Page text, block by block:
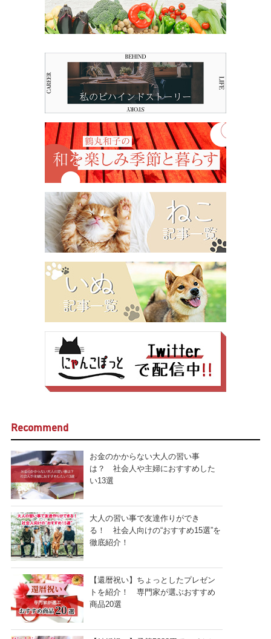
Recommend
お金のかからない大人の習い事
は？ 社会人や主婦におすすめした
い13選
大人の習い事で友達作りができ
る！ 社会人向けの“おすすめ15選”を
徹底紹介！
【還暦祝い】ちょっとしたプレゼン
トを紹介！ 専門家が選ぶおすすめ
商品20選